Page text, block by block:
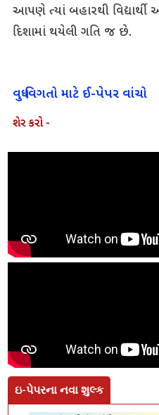
આપણે ત્યાં બહારથી
દિશામાં થયેલી ગતિ જ છે.
વધુ વિગતો માટે ઈ-પેપર વાંચો
શેર કરો -
ઇ-પેપરના નવા શુલ્ક